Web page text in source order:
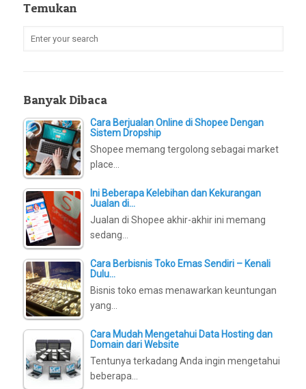
Temukan
Banyak Dibaca
Cara Berjualan Online di Shopee Dengan
Sistem Dropship
Shopee memang tergolong sebagai market
place…
Ini Beberapa Kelebihan dan Kekurangan
Jualan di…
Jualan di Shopee akhir-akhir ini memang
sedang…
Cara Berbisnis Toko Emas Sendiri – Kenali
Dulu…
Bisnis toko emas menawarkan keuntungan
yang…
Cara Mudah Mengetahui Data Hosting dan
Domain dari Website
Tentunya terkadang Anda ingin mengetahui
beberapa…